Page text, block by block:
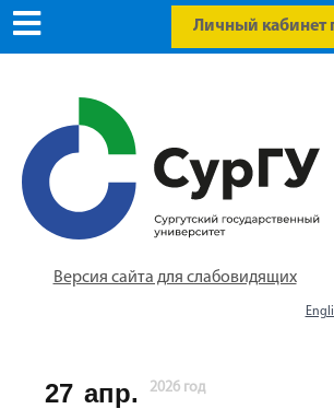
Личный кабинет
Версия сайта для слабовидящих
27 апр. 2026 год